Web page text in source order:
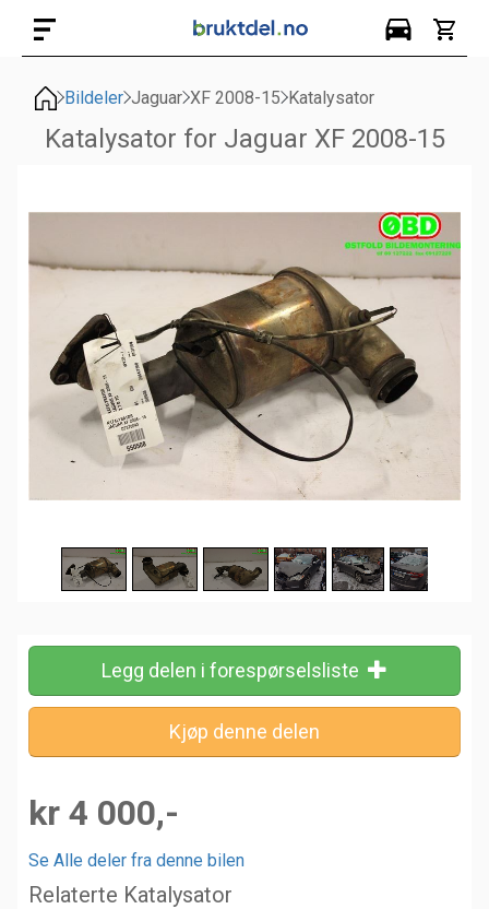
Bildeler Jaguar XF 2008-15 Katalysator
Katalysator for Jaguar XF 2008-15
Legg delen i forespørselsliste
kr 4 000,-
Se Alle deler fra denne bilen
Relaterte Katalysator